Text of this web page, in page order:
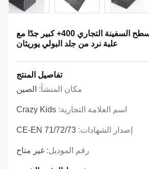
صندوق بطاقات سطح السفينة التجاري 400+ كبير جدًا مع
علبة نرد من جلد البولي يوريثان
تفاصيل المنتج
مكان المنشأ: الصين
اسم العلامة التجارية: Crazy Kids
إصدار الشهادات: CE-EN 71/72/73
رقم الموديل: غير متاح